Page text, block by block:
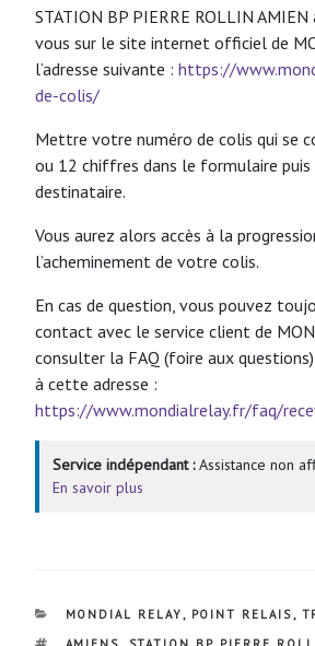
STATION BP PIERRE ROLLIN AMIEN
vous sur le site internet officiel de
l’adresse suivante : https://
de-colis/
Mettre votre numéro de colis qui se
ou 12 chiffres dans le formulaire
destinataire.
Vous aurez alors accès à la
l’acheminement de votre colis.
En cas de question, vous pouvez
contact avec le service client de
consulter la FAQ (foire aux
à cette adresse :
https://www.mondialrelay.fr/faq/
Service indépendant :Assistance non
En savoir plus
CATÉGORIES
MONDIAL RELAY , POINT RELAIS ,
ÉTIQUETTES